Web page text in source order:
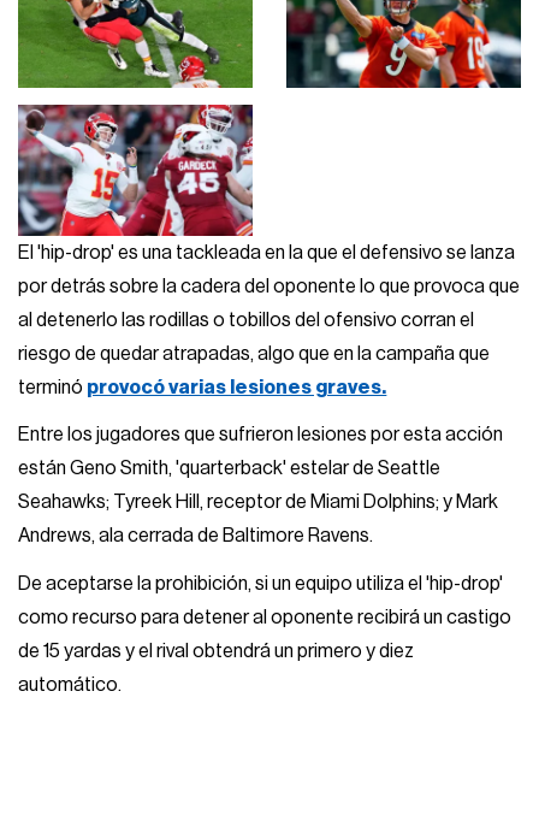
El 'hip-drop' es una tackleada en la que el defensivo se lanza
por detrás sobre la cadera del oponente lo que provoca que
al detenerlo las rodillas o tobillos del ofensivo corran el
riesgo de quedar atrapadas, algo que en la campaña que
terminó provocó varias lesiones graves.
Entre los jugadores que sufrieron lesiones por esta acción
están Geno Smith, 'quarterback' estelar de Seattle
Seahawks; Tyreek Hill, receptor de Miami Dolphins; y Mark
Andrews, ala cerrada de Baltimore Ravens.
De aceptarse la prohibición, si un equipo utiliza el 'hip-drop'
como recurso para detener al oponente recibirá un castigo
de 15 yardas y el rival obtendrá un primero y diez
automático.